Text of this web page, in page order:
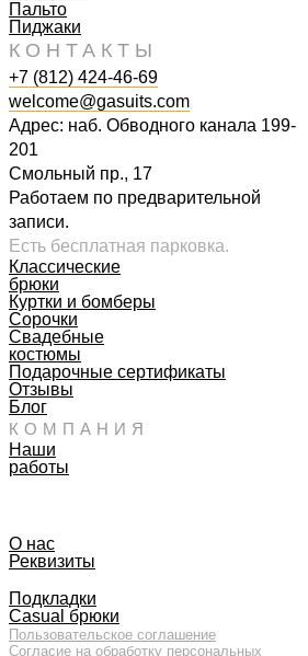
Пальто
Пиджаки
КОНТАКТЫ
+7 (812) 424-46-69
welcome@gasuits.com
Адрес: наб. Обводного канала 199-
201
Смольный пр., 17
Работаем по предварительной
записи.
Есть бесплатная парковка.
Классические
брюки
Куртки и бомберы
Сорочки
Свадебные
костюмы
Подарочные сертификаты
Отзывы
Блог
КОМПАНИЯ
Наши
работы
О нас
Реквизиты
Подкладки
Casual брюки
Пользовательское соглашение
Согласие на обработку персональных